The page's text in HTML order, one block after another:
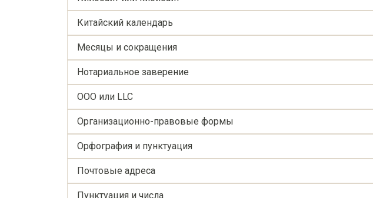
Китайский календарь
Месяцы и сокращения
Нотариальное заверение
ООО или LLC
Организационно-правовыe формы
Орфография и пунктуация
Почтовые адреса
Пунктуация и числа